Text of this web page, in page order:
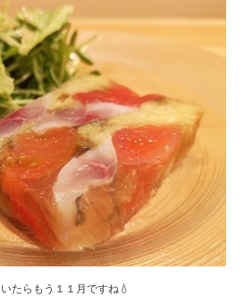
たらもう１１月ですね💧